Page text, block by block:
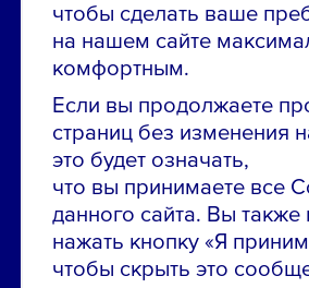
чтобы сделать ваше
на нашем сайте
комфортным.
Если вы продолжаете
страниц без изменения
это будет означать,
что вы принимаете все
данного сайта. Вы
нажать кнопку «Я
чтобы скрыть это
Остались вопросы по
Звони в контакт-центр:
8 800 700-19-43
Сообщить об ошибке на сайте
ПАО «ГМК «Норильский никель»
Использование материалов
без согласования запрещено.
Российская Федерация, 123112, г.